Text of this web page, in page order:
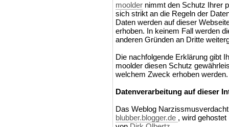
moolder nimmt den Schutz Ihrer
sich strikt an die Regeln der
Daten werden auf dieser
erhoben. In keinem Fall werden
anderen Gründen an Dritte
Die nachfolgende Erklärung gibt
moolder diesen Schutz
welchem Zweck erhoben werden.
Datenverarbeitung auf dieser
Das Weblog
blubber.blogger.de , wird